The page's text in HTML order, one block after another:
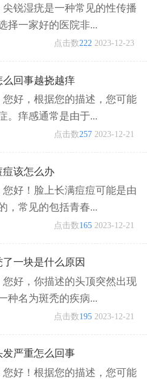
锐湿疣是一种常见的性传播
择一家好的医院非...
点击数222 2023-12-23
回事越挠越痒
好，根据您的描述，您可能
。痒感通常是由于...
点击数257 2023-12-21
该怎么办
好！脸上长满痘痘可能是由
，常见的包括青春...
点击数165 2023-12-21
一块是什么原因
好，你描述的头顶突然出现
种名为斑秃的疾病...
点击数195 2023-12-21
严重怎么回事
好！根据您的描述，您可能